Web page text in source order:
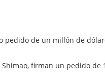
pedido de un millón de
firman un pedido